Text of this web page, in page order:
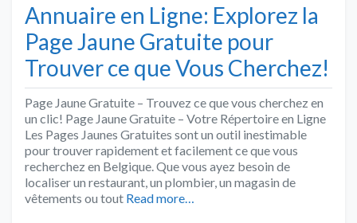
Annuaire en Ligne: Explorez la
Page Jaune Gratuite pour
Trouver ce que Vous Cherchez!
Page Jaune Gratuite – Trouvez ce que vous cherchez en
un clic! Page Jaune Gratuite – Votre Répertoire en Ligne
Les Pages Jaunes Gratuites sont un outil inestimable
pour trouver rapidement et facilement ce que vous
recherchez en Belgique. Que vous ayez besoin de
localiser un restaurant, un plombier, un magasin de
vêtements ou tout Read more…